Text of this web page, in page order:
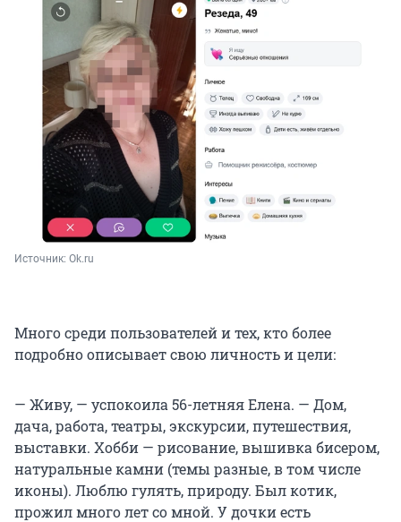
Источник: Ok.ru
Много среди пользователей и тех, кто более
подробно описывает свою личность и цели:
— Живу, — успокоила 56-летняя Елена. — Дом,
дача, работа, театры, экскурсии, путешествия,
выставки. Хобби — рисование, вышивка бисером,
натуральные камни (темы разные, в том числе
иконы). Люблю гулять, природу. Был котик,
прожил много лет со мной. У дочки есть